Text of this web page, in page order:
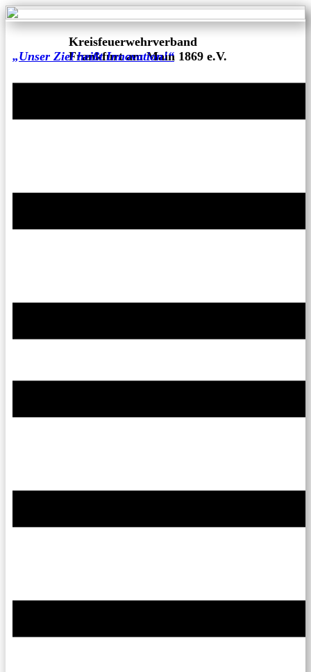
Kreisfeuerwehrverband
Frankfurt am Main 1869 e.V.
„Unser Ziel heißt Innovation!“